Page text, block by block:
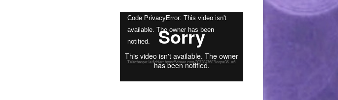
Lecteur
vidéo
Code PrivacyError: This video isn't
available. The owner has been
notified.
Télécharger le fichier: https://vimeo.com/307284768?loop=0&_=6